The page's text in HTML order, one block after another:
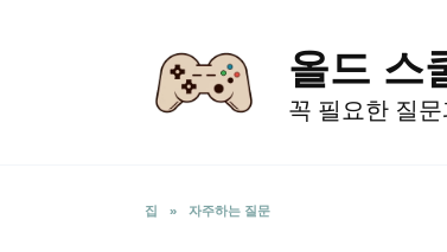
올드 스
꼭 필요한 질
집 » 자주하는 질문